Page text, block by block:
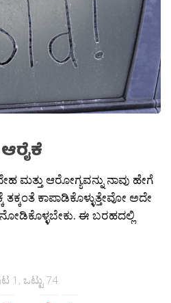
ಮತ್ತು ಆರೋಗ್ಯವನ್ನು ನಾವು ಹೇಗೆ
ಕಾಪಾಡಿಕೊಳ್ಳುತ್ತೇವೋ ಅದೇ
ನೋಡಿಕೊಳ್ಳಬೇಕು. ಈ ಬರಹದಲ್ಲಿ
1, ಒಟ್ಟು 74